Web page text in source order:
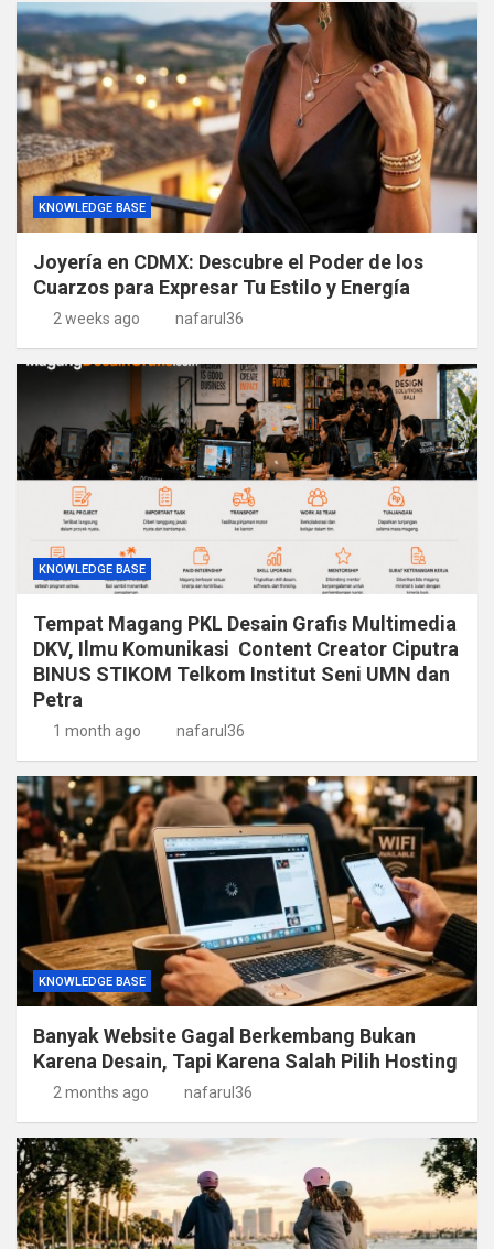
KNOWLEDGE BASE
Joyería en CDMX: Descubre el Poder de los
Cuarzos para Expresar Tu Estilo y Energía
2 weeks ago nafarul36
KNOWLEDGE BASE
Tempat Magang PKL Desain Grafis Multimedia
DKV, Ilmu Komunikasi Content Creator Ciputra
BINUS STIKOM Telkom Institut Seni UMN dan
Petra
1 month ago nafarul36
KNOWLEDGE BASE
Banyak Website Gagal Berkembang Bukan
Karena Desain, Tapi Karena Salah Pilih Hosting
2 months ago nafarul36